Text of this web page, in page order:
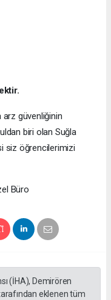
arz güvenliğinin
biri olan Suğla
siz öğrencilerimizi
Büro
(İHA), Demirören
eklenen tüm